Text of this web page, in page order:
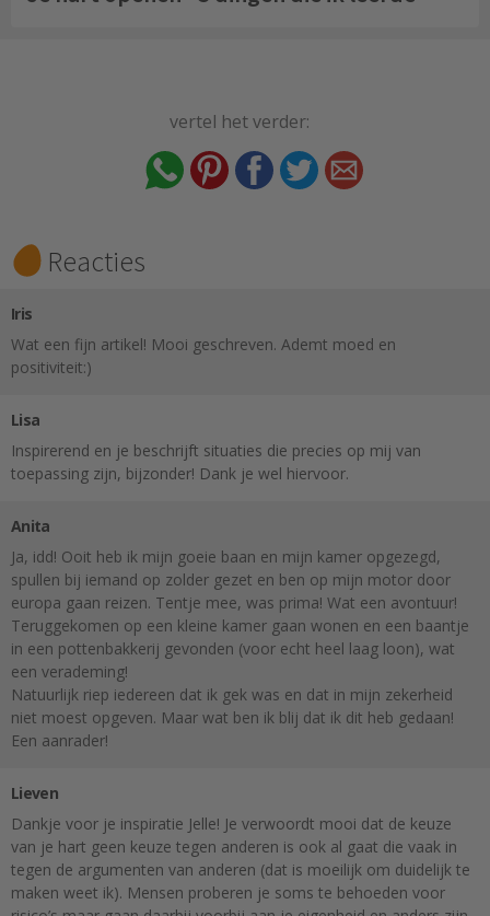
vertel het verder:
Reacties
Iris
Wat een fijn artikel! Mooi geschreven. Ademt moed en
positiviteit:)
Lisa
Inspirerend en je beschrijft situaties die precies op mij van
toepassing zijn, bijzonder! Dank je wel hiervoor.
Anita
Ja, idd! Ooit heb ik mijn goeie baan en mijn kamer opgezegd,
spullen bij iemand op zolder gezet en ben op mijn motor door
europa gaan reizen. Tentje mee, was prima! Wat een avontuur!
Teruggekomen op een kleine kamer gaan wonen en een baantje
in een pottenbakkerij gevonden (voor echt heel laag loon), wat
een verademing!
Natuurlijk riep iedereen dat ik gek was en dat in mijn zekerheid
niet moest opgeven. Maar wat ben ik blij dat ik dit heb gedaan!
Een aanrader!
Lieven
Dankje voor je inspiratie Jelle! Je verwoordt mooi dat de keuze
van je hart geen keuze tegen anderen is ook al gaat die vaak in
tegen de argumenten van anderen (dat is moeilijk om duidelijk te
maken weet ik). Mensen proberen je soms te behoeden voor